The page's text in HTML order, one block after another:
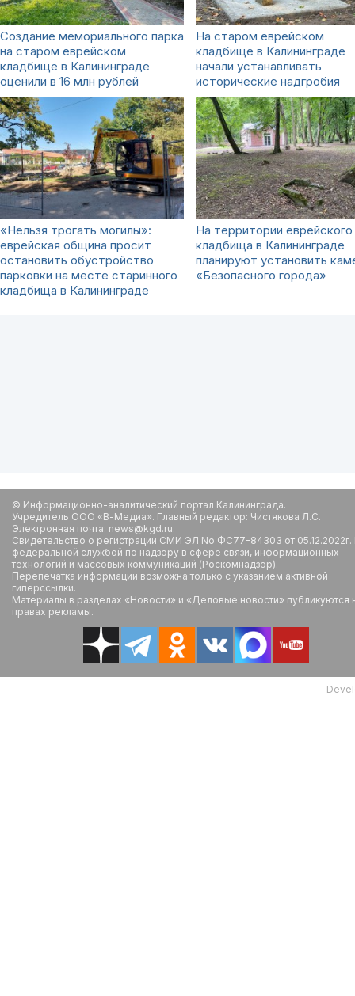
Создание мемориального парка
на старом еврейском
кладбище в Калининграде
оценили в 16 млн рублей
На старом еврейском
кладбище в Калининграде
начали устанавливать
исторические надгробия
«Нельзя трогать могилы»:
еврейская община просит
остановить обустройство
парковки на месте старинного
кладбища в Калининграде
На территории еврейского
кладбища в Калининграде
планируют установить
«Безопасного города»
© Информационно-аналитический портал Калининграда.
Учредитель ООО «В-Медиа». Главный редактор: Чистякова Л.С.
Электронная почта: news@kgd.ru.
Свидетельство о регистрации СМИ ЭЛ No ФС77-84303 от
федеральной службой по надзору в сфере связи, информационных
технологий и массовых коммуникаций (Роскомнадзор).
Перепечатка информации возможна только с указанием активной
гиперссылки.
Материалы в разделах «Новости» и «Деловые новости» публикуются
правах рекламы.